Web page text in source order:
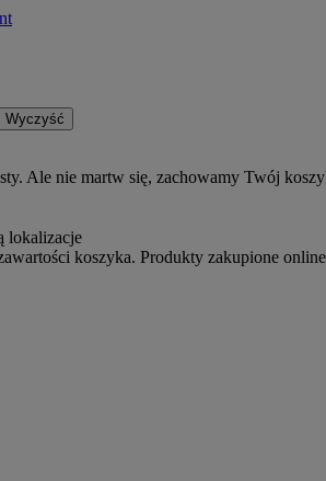
Wyczyść
Ale nie martw się, zachowamy Twój
lokalizacje
koszyka. Produkty zakupione